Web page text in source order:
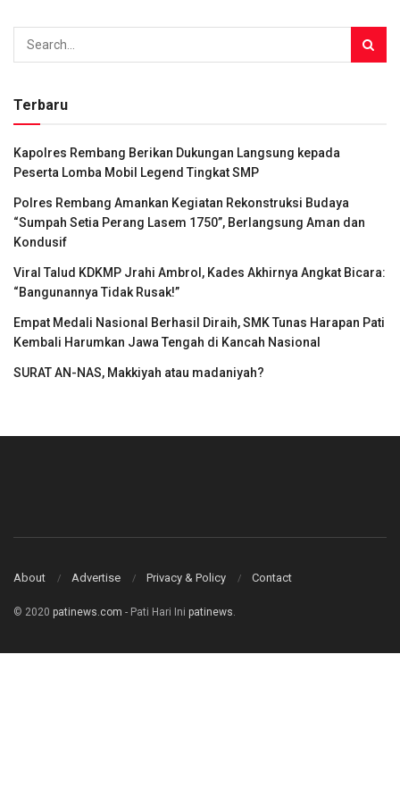
Terbaru
Kapolres Rembang Berikan Dukungan Langsung kepada
Peserta Lomba Mobil Legend Tingkat SMP
Polres Rembang Amankan Kegiatan Rekonstruksi Budaya
“Sumpah Setia Perang Lasem 1750”, Berlangsung Aman dan
Kondusif
Viral Talud KDKMP Jrahi Ambrol, Kades Akhirnya Angkat Bicara:
“Bangunannya Tidak Rusak!”
Empat Medali Nasional Berhasil Diraih, SMK Tunas Harapan Pati
Kembali Harumkan Jawa Tengah di Kancah Nasional
SURAT AN-NAS, Makkiyah atau madaniyah?
About Advertise Privacy & Policy Contact
© 2020 patinews.com - Pati Hari Ini patinews.